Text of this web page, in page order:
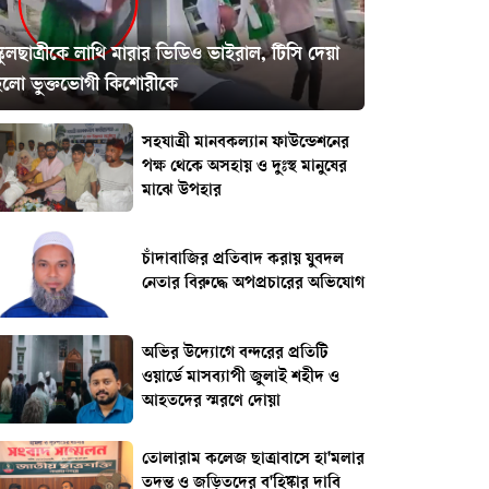
লাথি মারার ভিডিও ভাইরাল, টিসি দেয়া
ভুক্তভোগী কিশোরীকে
সহযাত্রী মানবকল্যান ফাউন্ডেশনের
পক্ষ থেকে অসহায় ও দুঃস্থ মানুষের
মাঝে উপহার
চাঁদাবাজির প্রতিবাদ করায় যুবদল
নেতার বিরুদ্ধে অপপ্রচারের অভিযোগ
অভির উদ্যোগে বন্দরের প্রতিটি
ওয়ার্ডে মাসব্যাপী জুলাই শহীদ ও
আহতদের স্মরণে দোয়া
তোলারাম কলেজ ছাত্রাবাসে হা'মলার
তদন্ত ও জড়িতদের ব'হিষ্কার দাবি